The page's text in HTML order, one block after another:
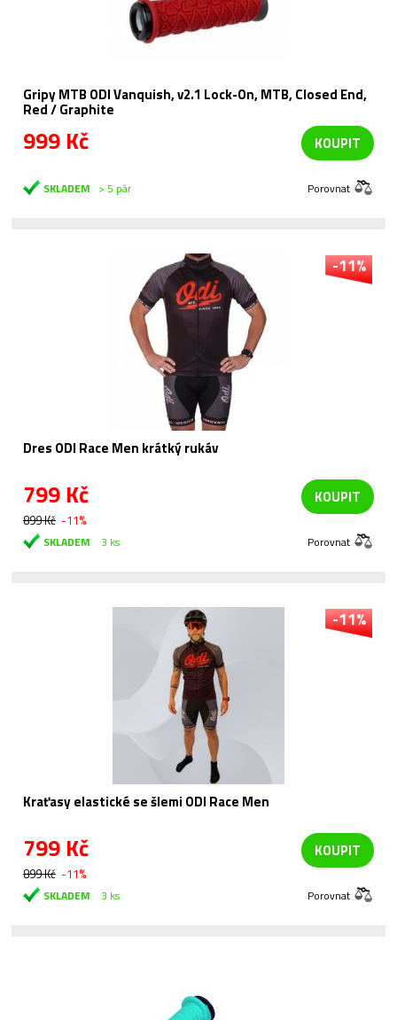
Gripy MTB ODI Vanquish, v2.1 Lock-On, MTB, Closed End,
Red / Graphite
999 Kč KOUPIT
SKLADEM > 5 pár Porovnat
-11%
Dres ODI Race Men krátký rukáv
799 Kč
899 Kč -11%
KOUPIT
SKLADEM 3 ks Porovnat
-11%
Kraťasy elastické se šlemi ODI Race Men
799 Kč
899 Kč -11%
KOUPIT
SKLADEM 3 ks Porovnat